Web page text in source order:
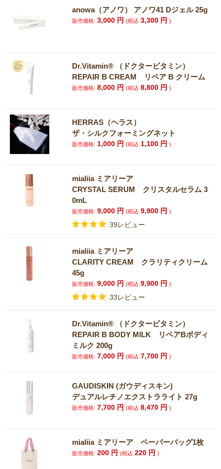
anowa（アノワ） アノワ41 Dジェル 25g
販売価格: 3,000 円(税込 3,300 円)
Dr.Vitamin®︎ （ドクタービタミン）
REPAIR B CREAM リペア B クリーム
販売価格: 8,000 円(税込 8,800 円)
HERRAS（ヘラス）
ザ・シルクフォーミングネット
販売価格: 1,000 円(税込 1,100 円)
mialiia ミアリーア
CRYSTAL SERUM クリスタルセラム 3
0mL
販売価格: 9,000 円(税込 9,900 円)
39レビュー
mialiia ミアリーア
CLARITY CREAM クラリティクリーム
45g
販売価格: 9,000 円(税込 9,900 円)
33レビュー
Dr.Vitamin®︎ （ドクタービタミン）
REPAIR B BODY MILK リペアBボディ
ミルク 200g
販売価格: 7,000 円(税込 7,700 円)
GAUDISKIN (ガウディスキン)
デュアルレチノエクストラライト 27g
販売価格: 7,700 円(税込 8,470 円)
mialiia ミアリーア ペーパーバッグ1枚
販売価格: 200 円(税込 220 円)